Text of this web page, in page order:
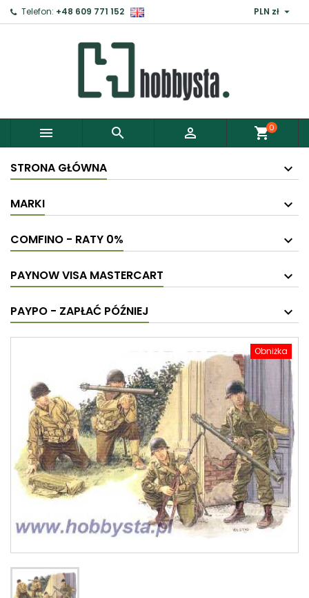
Telefon: +48 609 771 152 PLN zł 
   shopping_cart0
STRONA GŁÓWNA
MARKI
COMFINO - RATY 0%
PAYNOW VISA MASTERCART
PAYPO - ZAPŁAĆ PÓŹNIEJ
Obniżka